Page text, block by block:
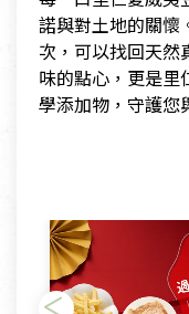
諾與對土地的關懷
次，可以找回天然
味的點心，更是里
學添加物，守護您